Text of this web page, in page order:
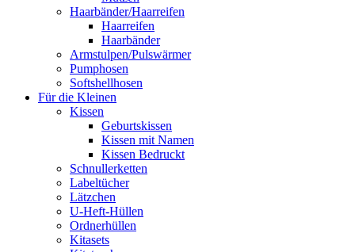
Haarbänder/Haarreifen
Haarreifen
Haarbänder
Armstulpen/Pulswärmer
Pumphosen
Softshellhosen
Für die Kleinen
Kissen
Geburtskissen
Kissen mit Namen
Kissen Bedruckt
Schnullerketten
Labeltücher
Lätzchen
U-Heft-Hüllen
Ordnerhüllen
Kitasets